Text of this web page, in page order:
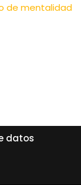
de mentalidad
datos